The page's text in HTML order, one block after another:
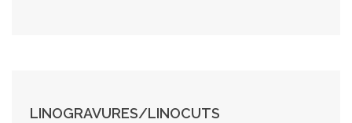
LINOGRAVURES/LINOCUTS